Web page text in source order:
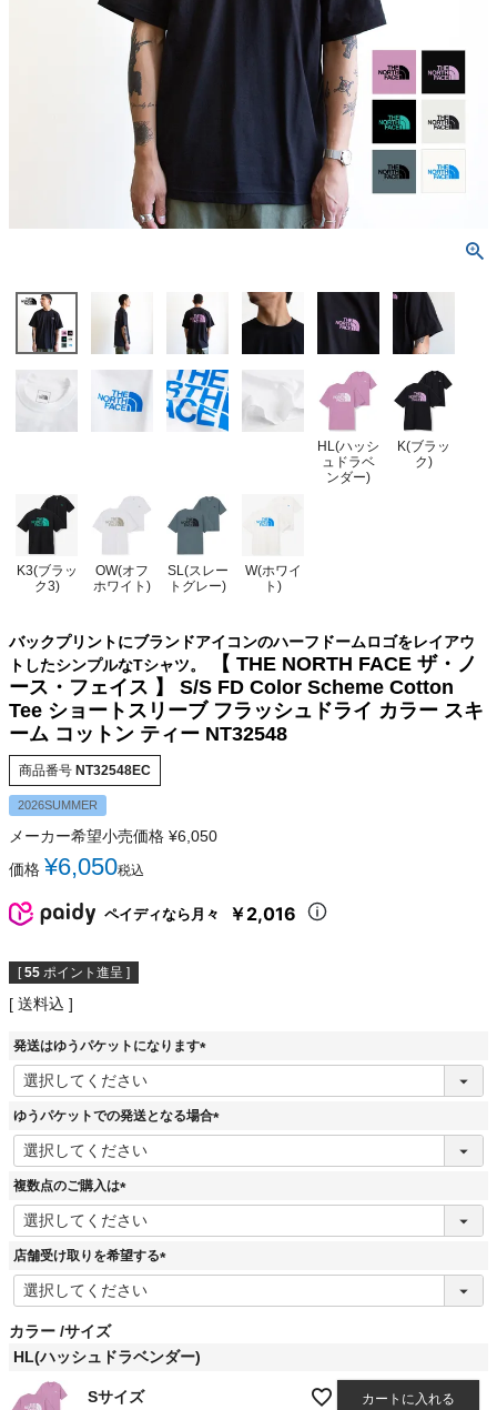
HL(ハッシ
ュドラベ
ンダー)
K(ブラッ
ク)
K3(ブラッ
ク3)
OW(オフ
ホワイト)
SL(スレー
トグレー)
W(ホワイ
ト)
バックプリントにブランドアイコンのハーフドームロゴをレイアウ
トしたシンプルなTシャツ。
【 THE NORTH FACE ザ・ノ
ース・フェイス 】 S/S FD Color Scheme Cotton
Tee ショートスリーブ フラッシュドライ カラー スキ
ーム コットン ティー NT32548
商品番号 NT32548EC
2026SUMMER
メーカー希望小売価格 ¥6,050
価格 ¥6,050税込
ペイディなら月々 ￥2,016
[ 55 ポイント進呈 ]
送料込
発送はゆうパケットになります
(
須
ゆうパケットでの発送となる場合
(
複数点のご購入は
(
必
須
店舗受け取りを希望する
(
カラー サイズ
HL(ハッシュドラベンダー)
Sサイズ カートに入れる